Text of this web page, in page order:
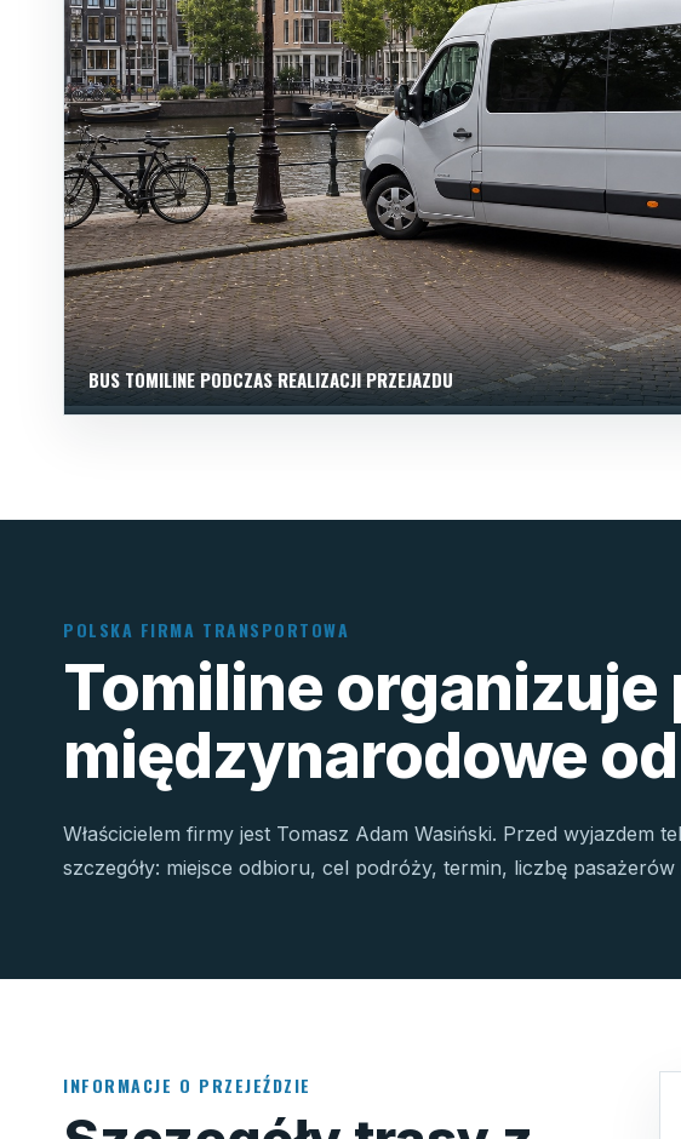
BUS TOMILINE PODCZAS REALIZACJI PRZEJAZDU
POLSKA FIRMA TRANSPORTOWA
Tomiline organizuje
międzynarodowe
Właścicielem firmy jest Tomasz Adam Wasiński. Przed wyjazdem
szczegóły: miejsce odbioru, cel podróży, termin, liczbę pasażerów
INFORMACJE O PRZEJEŹDZIE